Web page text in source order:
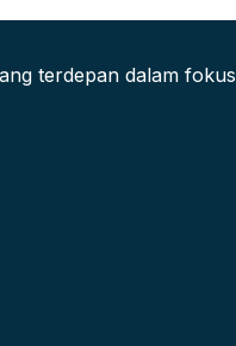
terdepan dalam